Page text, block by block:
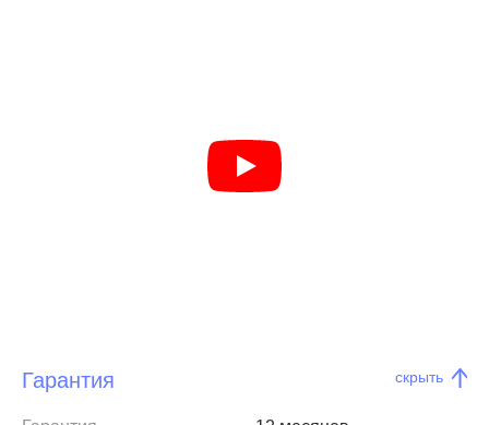
Гарантия скрыть